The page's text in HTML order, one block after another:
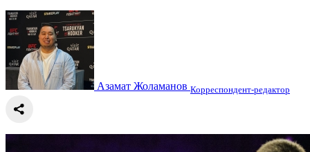
Азамат Жоламанов Корреспондент-редактор